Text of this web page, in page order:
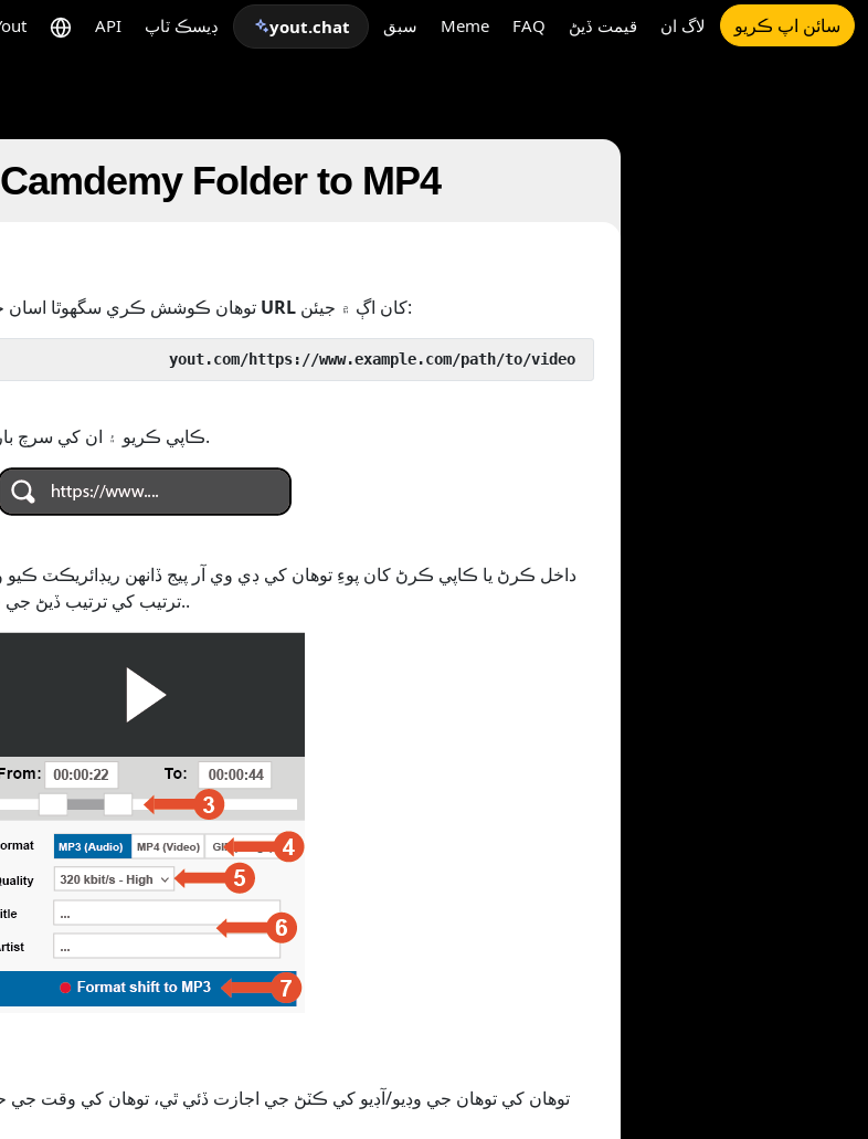
API ڊيسڪ ٽاپ yout.chat سبق Meme FAQ قيمت ڏيڻ لاگ ان سائن اپ ڪريو
Folder to MP4
توھان ڪوشش ڪري سگھوٿا URL کان اڳ ۾ جيئن:
يا پنھنجي وڊيو/آڊيو جو URL ڪاپي ڪريو ۽ ان کي سرچ بار ۾ پيسٽ ڪريو.
ترتيب کي ترتيب ڏيڻ جي قابل هوندا، بشمول ذيلي عنوان شامل ڪرڻ..